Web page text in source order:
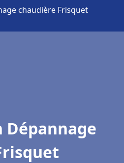
chaudière Frisquet